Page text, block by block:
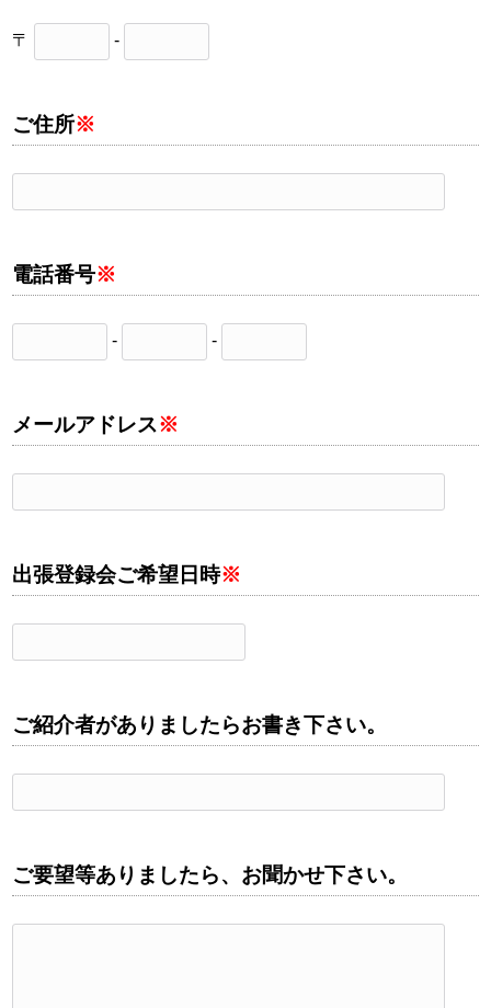
〒 -
ご住所※
電話番号※
- -
メールアドレス※
出張登録会ご希望日時※
ご紹介者がありましたらお書き下さい。
ご要望等ありましたら、お聞かせ下さい。